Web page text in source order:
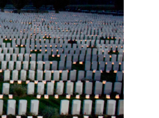
Pina Picierno